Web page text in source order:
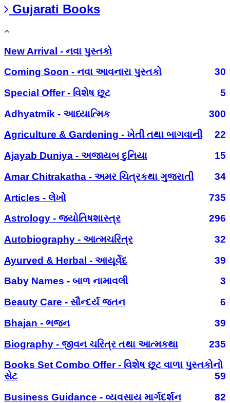
Gujarati Books
New Arrival - નવા પુસ્તકો
Coming Soon - નવા આવનારા પુસ્તકો
30
Special Offer - વિશેષ છૂટ
5
Adhyatmik - આધ્યાત્મિક
300
Agriculture & Gardening - ખેતી તથા બાગવાની
22
Ajayab Duniya - અજાયબ દુનિયા
15
Amar Chitrakatha - અમર ચિત્રકથા ગુજરાતી
34
Articles - લેખો
735
Astrology - જ્યોતિષશાસ્ત્ર
296
Autobiography - આત્મચરિત્ર
32
Ayurved & Herbal - આયૂર્વેદ
39
Baby Names - બાળ નામાવલી
3
Beauty Care - સૌન્દર્ય જતન
6
Bhajan - ભજન
39
Biography - જીવન ચરિત્ર તથા આત્મકથા
235
Books Set Combo Offer - વિશેષ છૂટ વાળા પુસ્તકોનો
સેટ
59
Business Guidance - વ્યવસાય માર્ગદર્શન
82